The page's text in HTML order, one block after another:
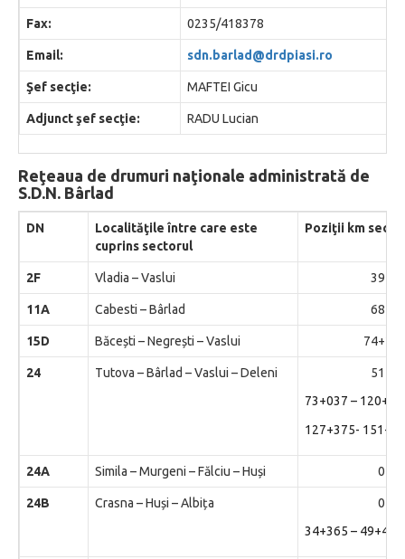
Fax: 0235/418378
Email: sdn.barlad@drdpiasi.ro
Şef secţie: MAFTEI Gicu
Adjunct şef secţie: RADU Lucian
Reţeaua de drumuri naţionale administrată de
S.D.N. Bârlad
DN
Localităţile între care este
cuprins sectorul
Poziţii km
2F Vladia – Vaslui
11A Cabesti – Bârlad
15D Băcești – Negrești – Vaslui
24 Tutova – Bârlad – Vaslui – Deleni
73+037 –
127+375-
24A Simila – Murgeni – Fălciu – Huși
24B Crasna – Huși – Albița
34+365 – 49+436